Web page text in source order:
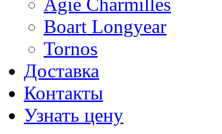
Boart Longyear
Tornos
Доставка
Контакты
Узнать цену